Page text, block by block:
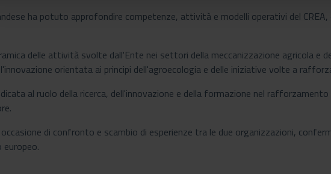
ha potuto approfondire competenze, attività e modelli operativi del
delle attività svolte dall'Ente nei settori della meccanizzazione agricola e
orientata ai principi dell'agroecologia e delle iniziative volte a
al ruolo della ricerca, dell'innovazione e della formazione nel
di confronto e scambio di esperienze tra le due organizzazioni,